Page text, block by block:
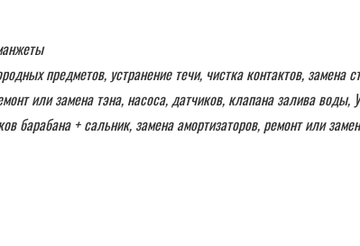
предметов, устранение течи, чистка контактов, замена
или замена тэна, насоса, датчиков, клапана залива воды,
барабана + сальник, замена амортизаторов, ремонт или